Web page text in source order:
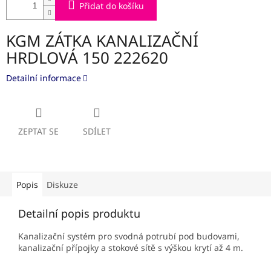
Přidat do košíku
KGM ZÁTKA KANALIZAČNÍ
HRDLOVÁ 150 222620
Detailní informace
ZEPTAT SE SDÍLET
Popis Diskuze
Detailní popis produktu
Kanalizační systém pro svodná potrubí pod budovami,
kanalizační přípojky a stokové sítě s výškou krytí až 4 m.